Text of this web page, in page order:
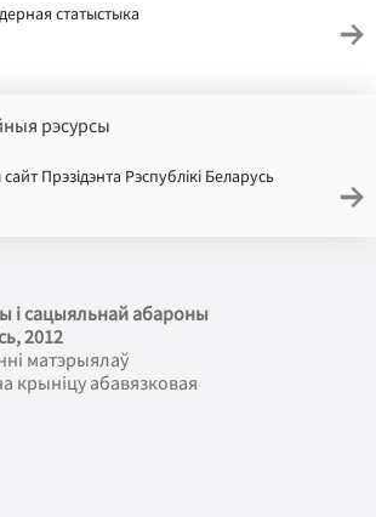
статыстыка
рэсурсы
Прэзідэнта Рэспублікі Беларусь
і сацыяльнай абароны
, 2012
матэрыялаў
крыніцу абавязковая